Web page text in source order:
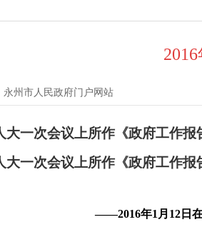
永州市人民政府门户网站
大一次会议上所作《政府工作报
大一次会议上所作《政府工作报
——2016年1月12日